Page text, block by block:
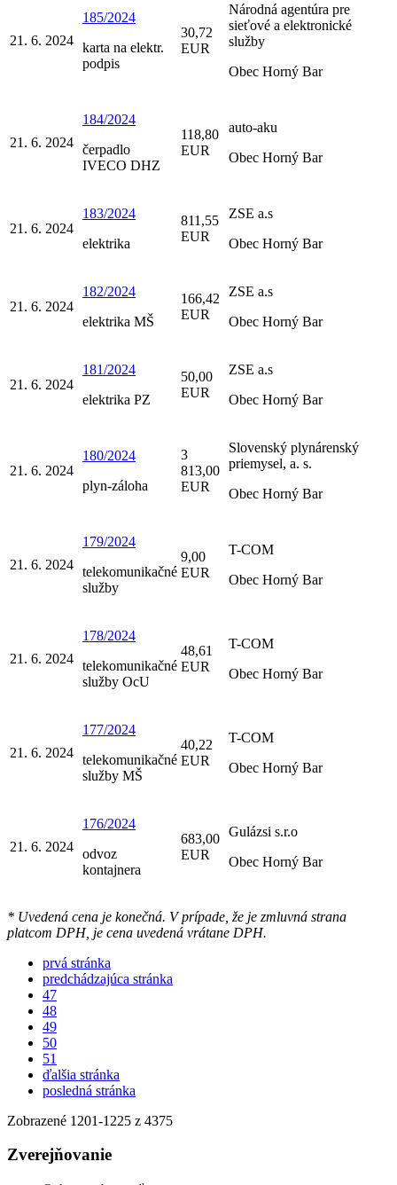
21. 6. 2024
185/2024
karta na elektr.
podpis
30,72
EUR
Národná agentúra pre
sieťové a elektronické
služby
Obec Horný Bar
21. 6. 2024
184/2024
čerpadlo
IVECO DHZ
118,80
EUR
auto-aku
Obec Horný Bar
21. 6. 2024
183/2024
elektrika
811,55
EUR
ZSE a.s
Obec Horný Bar
21. 6. 2024
182/2024
elektrika MŠ
166,42
EUR
ZSE a.s
Obec Horný Bar
21. 6. 2024
181/2024
elektrika PZ
50,00
EUR
ZSE a.s
Obec Horný Bar
21. 6. 2024
180/2024
plyn-záloha
3
813,00
EUR
Slovenský plynárenský
priemysel, a. s.
Obec Horný Bar
21. 6. 2024
179/2024
telekomunikačné
služby
9,00
EUR
T-COM
Obec Horný Bar
21. 6. 2024
178/2024
telekomunikačné
služby OcU
48,61
EUR
T-COM
Obec Horný Bar
21. 6. 2024
177/2024
telekomunikačné
služby MŠ
40,22
EUR
T-COM
Obec Horný Bar
21. 6. 2024
176/2024
odvoz
kontajnera
683,00
EUR
Gulázsi s.r.o
Obec Horný Bar
* Uvedená cena je konečná. V prípade, že je zmluvná strana
platcom DPH, je cena uvedená vrátane DPH.
prvá stránka
predchádzajúca stránka
47
48
49
50
51
ďalšia stránka
posledná stránka
Zobrazené 1201-1225 z 4375
Zverejňovanie